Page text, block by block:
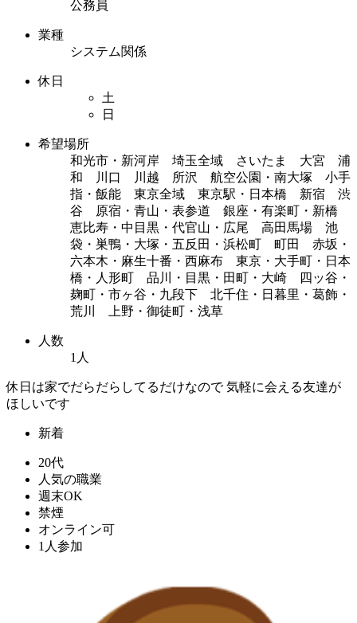
公務員
業種
システム関係
休日
土
日
希望場所
和光市・新河岸 埼玉全域 さいたま 大宮 浦
和 川口 川越 所沢 航空公園・南大塚 小手
指・飯能 東京全域 東京駅・日本橋 新宿 渋
谷 原宿・青山・表参道 銀座・有楽町・新橋
恵比寿・中目黒・代官山・広尾 高田馬場 池
袋・巣鴨・大塚・五反田・浜松町 町田 赤坂・
六本木・麻生十番・西麻布 東京・大手町・日本
橋・人形町 品川・目黒・田町・大崎 四ッ谷・
麹町・市ヶ谷・九段下 北千住・日暮里・葛飾・
荒川 上野・御徒町・浅草
人数
1人
休日は家でだらだらしてるだけなので 気軽に会える友達が
ほしいです
新着
20代
人気の職業
週末OK
禁煙
オンライン可
1人参加